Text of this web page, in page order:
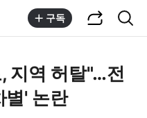
구독
지역 허탈"…전
별' 논란